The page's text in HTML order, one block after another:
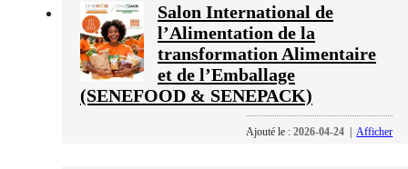
Salon International de
l’Alimentation de la
transformation Alimentaire
et de l’Emballage
(SENEFOOD & SENEPACK)
Ajouté le :2026-04-24 |Afficher